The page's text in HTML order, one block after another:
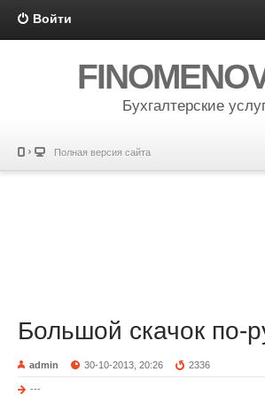
Войти
Бухгалтерские
Полная версия сайта
Большой скачок по-
admin 30-10-2013, 20:26 2336
---